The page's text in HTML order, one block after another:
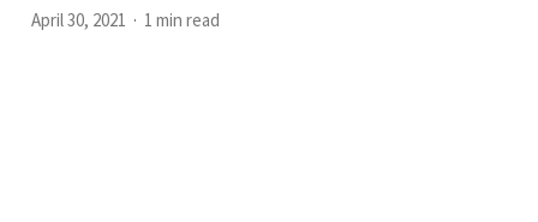
April 30, 2021 1 min read